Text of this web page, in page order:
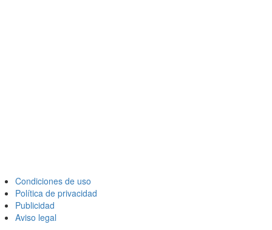
Condiciones de uso
Política de privacidad
Publicidad
Aviso legal